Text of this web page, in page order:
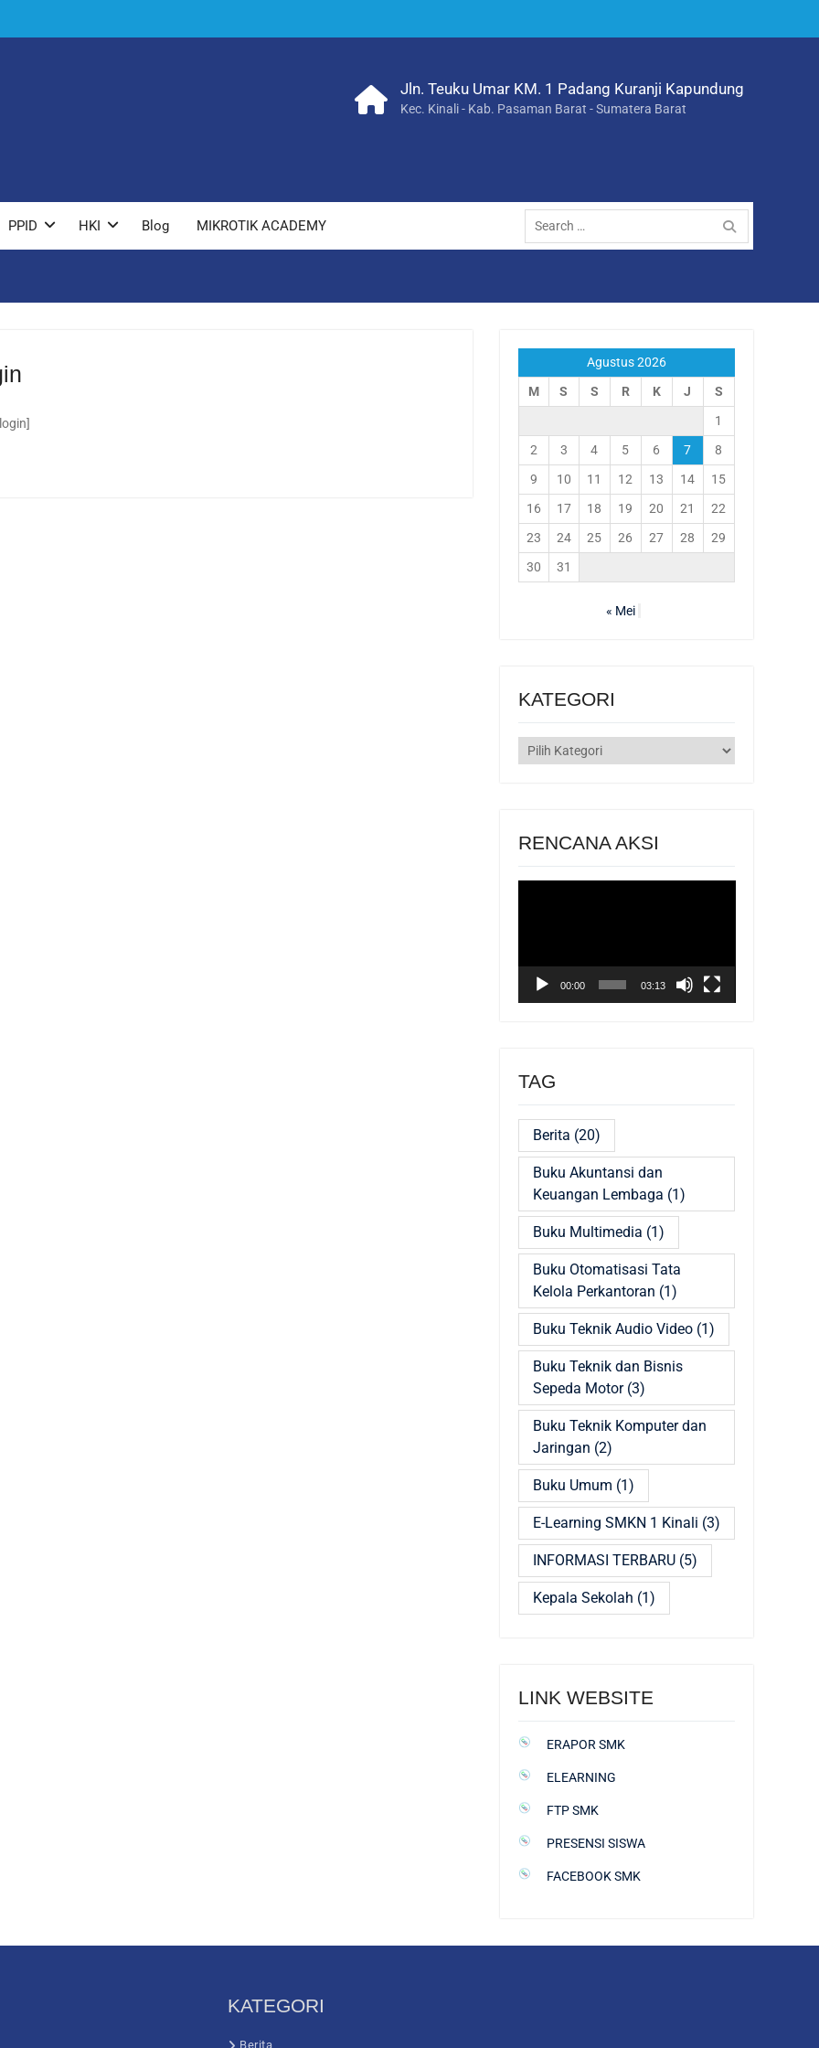
Jln. Teuku Umar KM. 1 Padang Kuranji Kapundung
Kec. Kinali - Kab. Pasaman Barat - Sumatera Barat
PPID HKI Blog MIKROTIK ACADEMY
Search
for:
Agustus 2026
M
S S R K J
S
1
2
3 4 5 6 7
8
9
10 11 12 13 14
15
16
17 18 19 20 21
22
23
24 25 26 27 28
29
30
31
« Mei
KATEGORI
KATEGORI
RENCANA AKSI
00:00 03:13
TAG
Berita (20)
Buku Akuntansi dan
Keuangan Lembaga (1)
Buku Multimedia (1)
Buku Otomatisasi Tata
Kelola Perkantoran (1)
Buku Teknik Audio Video(1)
Buku Teknik dan Bisnis
Sepeda Motor(3)
Buku Teknik Komputer dan
Jaringan (2)
Buku Umum (1)
E-Learning SMKN 1 Kinali (3)
INFORMASI TERBARU(5)
Kepala Sekolah (1)
LINK WEBSITE
ERAPOR SMK
ELEARNING
FTP SMK
PRESENSI SISWA
FACEBOOK SMK
KATEGORI
Berita